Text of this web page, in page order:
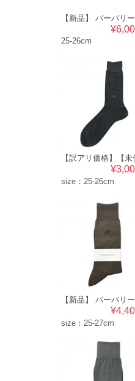
25-26cm
size：25-26cm
size：25-27cm